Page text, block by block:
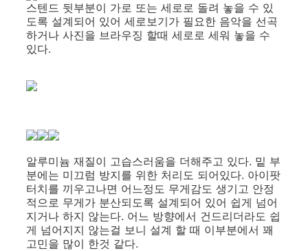
스텐드 뒷부분이 가로 또는 세로로 돌려 놓을 수 있
도록 설계되어 있어 세로보기가 필요한 음악을 선곡
하거나 사진을 브라우징 할때 세로로 세워 놓을 수
있다.
알루미늄 재질이 고습스러움을 더해주고 있다. 밑 부
분에는 미끄럼 방지를 위한 처리도 되어있다. 아이팟
터치를 끼우고나면 어느정도 무게감도 생기고 안정
적으로 무게가 분산되도록 설계되어 있어 쉽게 넘어
지거나 하지 않는다. 어느 방향에서 건드리더라도 쉽
게 넘어지지 않는걸 보니 설계 할 때 이부분에서 꽤
고민을 많이 한것 같다.